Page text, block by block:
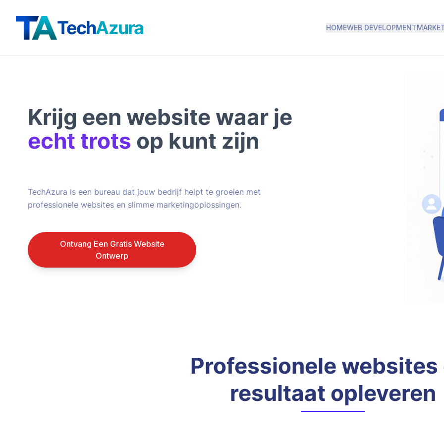
TechAzura HOMEWEB DEVELOPMENT
Krijg een website waar je
echt trots op kunt zijn
TechAzura is een bureau dat jouw bedrijf helpt te groeien met
professionele websites en slimme marketingoplossingen.
Ontvang Een Gratis Website
Ontwerp
Professionele websites
resultaat opleveren